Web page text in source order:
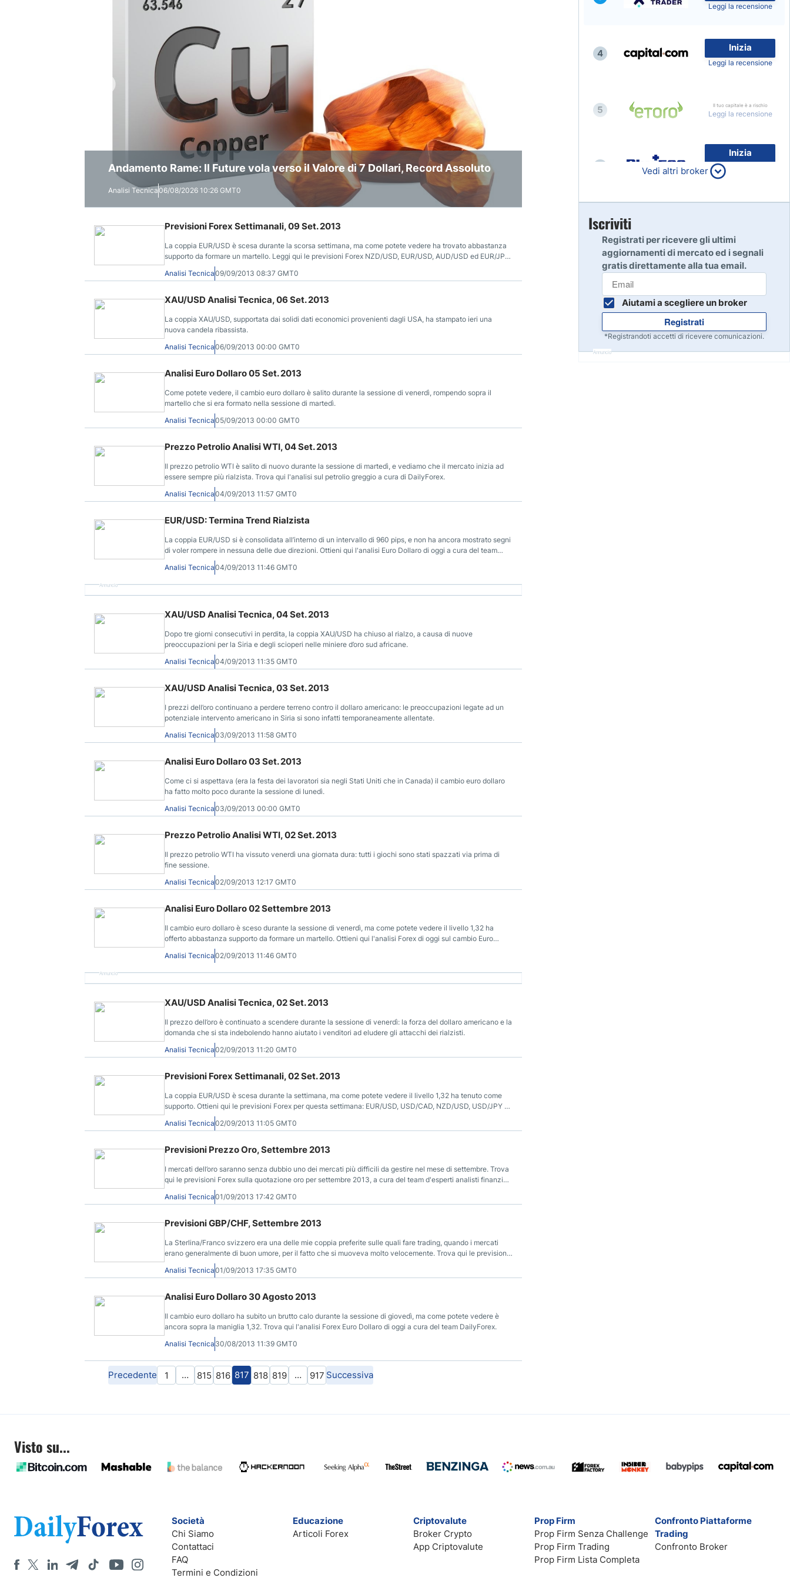
Andamento Rame: Il Future vola verso il Valore di 7 Dollari, Record Assoluto
Analisi Tecnica06/08/2026 10:26 GMT0
Previsioni Bitcoin/Usd: Estate Laterale e Rimbalzo Atteso a Fine Anno
Analisi Tecnica06/08/2026 09:46 GMT0
Petrolio e Mercati: Nuovo Calo del Prezzo del Greggio che dà ragione ai
Mercati Azionari
Analisi Tecnica05/08/2026 11:48 GMT0
Previsioni Forex Settimanali, 09 Set. 2013
La coppia EUR/USD è scesa durante la scorsa settimana, ma come potete vedere ha trovato abbastanza
supporto da formare un martello. Leggi qui le previsioni Forex NZD/USD, EUR/USD, AUD/USD ed EUR/JPY
per questa settimana, a cura di DailyForex.
Analisi Tecnica09/09/2013 08:37 GMT0
XAU/USD Analisi Tecnica, 06 Set. 2013
La coppia XAU/USD, supportata dai solidi dati economici provenienti dagli USA, ha stampato ieri una
nuova candela ribassista.
Analisi Tecnica06/09/2013 00:00 GMT0
Analisi Euro Dollaro 05 Set. 2013
Come potete vedere, il cambio euro dollaro è salito durante la sessione di venerdì, rompendo sopra il
martello che si era formato nella sessione di martedì.
Analisi Tecnica05/09/2013 00:00 GMT0
Prezzo Petrolio Analisi WTI, 04 Set. 2013
Il prezzo petrolio WTI è salito di nuovo durante la sessione di martedì, e vediamo che il mercato inizia ad
essere sempre più rialzista. Trova qui l'analisi sul petrolio greggio a cura di DailyForex.
Analisi Tecnica04/09/2013 11:57 GMT0
EUR/USD: Termina Trend Rialzista
La coppia EUR/USD si è consolidata all’interno di un intervallo di 960 pips, e non ha ancora mostrato segni
di voler rompere in nessuna delle due direzioni. Ottieni qui l'analisi Euro Dollaro di oggi a cura del team
Analisi Tecnica04/09/2013 11:46 GMT0
Annuncio
XAU/USD Analisi Tecnica, 04 Set. 2013
Dopo tre giorni consecutivi in perdita, la coppia XAU/USD ha chiuso al rialzo, a causa di nuove
preoccupazioni per la Siria e degli scioperi nelle miniere d’oro sud africane.
Analisi Tecnica04/09/2013 11:35 GMT0
XAU/USD Analisi Tecnica, 03 Set. 2013
I prezzi dell’oro continuano a perdere terreno contro il dollaro americano: le preoccupazioni legate ad un
potenziale intervento americano in Siria si sono infatti temporaneamente allentate.
Analisi Tecnica03/09/2013 11:58 GMT0
Analisi Euro Dollaro 03 Set. 2013
Come ci si aspettava (era la festa dei lavoratori sia negli Stati Uniti che in Canada) il cambio euro dollaro
ha fatto molto poco durante la sessione di lunedì.
Analisi Tecnica03/09/2013 00:00 GMT0
Prezzo Petrolio Analisi WTI, 02 Set. 2013
Il prezzo petrolio WTI ha vissuto venerdì una giornata dura: tutti i giochi sono stati spazzati via prima di
fine sessione.
Analisi Tecnica02/09/2013 12:17 GMT0
Analisi Euro Dollaro 02 Settembre 2013
Il cambio euro dollaro è sceso durante la sessione di venerdì, ma come potete vedere il livello 1,32 ha
offerto abbastanza supporto da formare un martello. Ottieni qui l'analisi Forex di oggi sul cambio Euro
Dollaro a cura di DailyForex.
Analisi Tecnica02/09/2013 11:46 GMT0
Annuncio
XAU/USD Analisi Tecnica, 02 Set. 2013
Il prezzo dell’oro è continuato a scendere durante la sessione di venerdì: la forza del dollaro americano e la
domanda che si sta indebolendo hanno aiutato i venditori ad eludere gli attacchi dei rialzisti.
Analisi Tecnica02/09/2013 11:20 GMT0
Previsioni Forex Settimanali, 02 Set. 2013
La coppia EUR/USD è scesa durante la settimana, ma come potete vedere il livello 1,32 ha tenuto come
supporto. Ottieni qui le previsioni Forex per questa settimana: EUR/USD, USD/CAD, NZD/USD, USD/JPY a
cura di DailyForex.
Analisi Tecnica02/09/2013 11:05 GMT0
Previsioni Prezzo Oro, Settembre 2013
I mercati dell’oro saranno senza dubbio uno dei mercati più difficili da gestire nel mese di settembre. Trova
qui le previsioni Forex sulla quotazione oro per settembre 2013, a cura del team d'esperti analisti finanziari
Analisi Tecnica01/09/2013 17:42 GMT0
Previsioni GBP/CHF, Settembre 2013
La Sterlina/Franco svizzero era una delle mie coppia preferite sulle quali fare trading, quando i mercati
erano generalmente di buon umore, per il fatto che si muoveva molto velocemente. Trova qui le previsioni
Forex sulla coppia GBP/CHF di settembre 2013.
Analisi Tecnica01/09/2013 17:35 GMT0
Analisi Euro Dollaro 30 Agosto 2013
Il cambio euro dollaro ha subito un brutto calo durante la sessione di giovedì, ma come potete vedere è
ancora sopra la maniglia 1,32. Trova qui l'analisi Forex Euro Dollaro di oggi a cura del team DailyForex.
Analisi Tecnica 30/08/2013 11:39 GMT0
Precedente 1 … 815 816 817 818 819 … 917 Successiva
Leggi la recensione
4
Inizia
Leggi la recensione
5 Il tuo capitale è a rischio
Leggi la recensione
Inizia
80% dei conti al dettaglio di
CFD perdono denaro
7
Inizia
Inizia
Vedi altri broker
Iscriviti
Registrati per ricevere gli ultimi
aggiornamenti di mercato ed i segnali
gratis direttamente alla tua email.
Aiutami a scegliere un broker
Registrati
*Registrandoti accetti di ricevere comunicazioni.
Annuncio
Visto su...
Società
Chi Siamo
Contattaci
FAQ
Termini e Condizioni
Educazione
Articoli Forex
Criptovalute
Broker Crypto
App Criptovalute
Prop Firm
Prop Firm Senza Challenge
Prop Firm Trading
Prop Firm Lista Completa
Confronto Piattaforme
Trading
Confronto Broker